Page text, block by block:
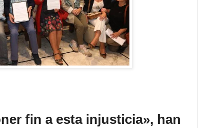
fin a esta injusticia», han